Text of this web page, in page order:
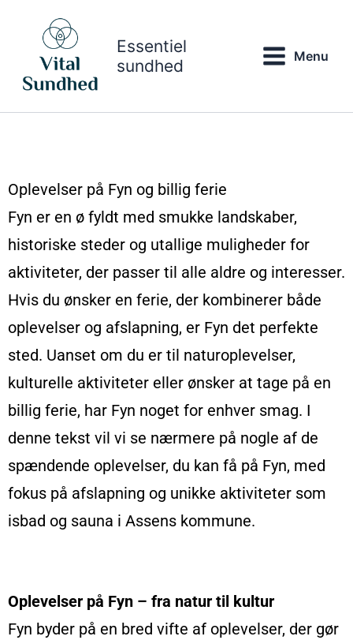
indholdet
Essentiel
sundhed
Menu
Oplevelser på Fyn og billig ferie
Fyn er en ø fyldt med smukke landskaber,
historiske steder og utallige muligheder for
aktiviteter, der passer til alle aldre og interesser.
Hvis du ønsker en ferie, der kombinerer både
oplevelser og afslapning, er Fyn det perfekte
sted. Uanset om du er til naturoplevelser,
kulturelle aktiviteter eller ønsker at tage på en
billig ferie, har Fyn noget for enhver smag. I
denne tekst vil vi se nærmere på nogle af de
spændende oplevelser, du kan få på Fyn, med
fokus på afslapning og unikke aktiviteter som
isbad og sauna i Assens kommune.
Oplevelser på Fyn – fra natur til kultur
Fyn byder på en bred vifte af oplevelser, der gør